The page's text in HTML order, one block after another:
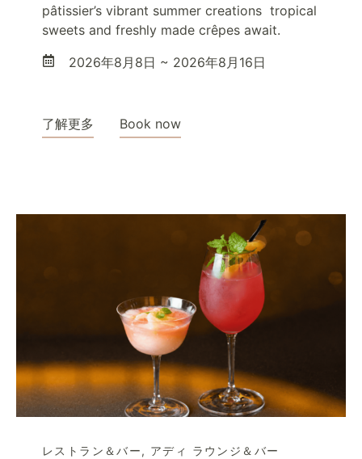
pâtissier’s vibrant summer creations tropical
sweets and freshly made crêpes await.
2026年8月8日 ~ 2026年8月16日
了解更多 Book now
レストラン＆バー, アディ ラウンジ＆バー